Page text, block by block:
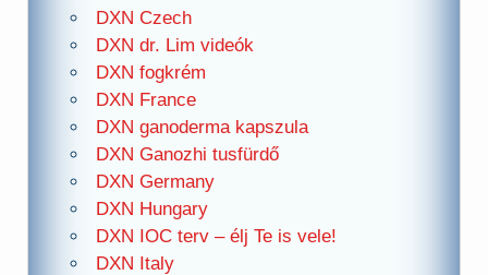
DXN Czech
DXN dr. Lim videók
DXN fogkrém
DXN France
DXN ganoderma kapszula
DXN Ganozhi tusfürdő
DXN Germany
DXN Hungary
DXN IOC terv – élj Te is vele!
DXN Italy